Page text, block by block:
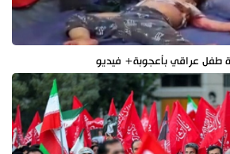
طفل عراقي بأعجوبة+ فيديو